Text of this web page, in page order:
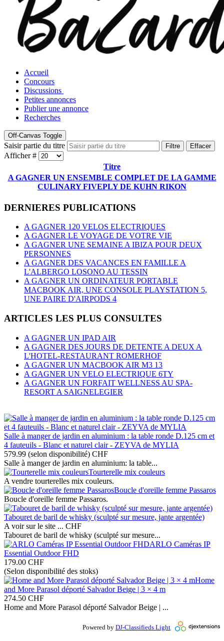
Accueil
Concours
Discussions
Petites annonces
Publier une annonce
Recherches
Off-Canvas Toggle
Saisir partie du titre Filtre Effacer
Afficher #
Titre
A GAGNER UN ENSEMBLE COMPLET DE LA GAMME
CULINARY FIVEPLY DE KUHN RIKON
DERNIERES PUBLICATIONS
A GAGNER 120 VELOS ELECTRIQUES
A GAGNER LE VOYAGE DE VOTRE VIE
A GAGNER UNE SEMAINE A IBIZA POUR DEUX
PERSONNES
A GAGNER DES VACANCES EN FAMILLE A
L'ALBERGO LOSONO AU TESSIN
A GAGNER UN ORDINATEUR PORTABLE
MACBOOK AIR, UNE CONSOLE PLAYSTATION 5,
UNE PAIRE D'AIRPODS 4
ARTICLES LES PLUS CONSULTES
A GAGNER UN IPAD AIR
A GAGNER DES JOURS DE DETENTE A DEUX A
L'HOTEL-RESTAURANT ROMERHOF
A GAGNER UN MACBOOK AIR M3 13
A GAGNER UN VELO ELECTRIQUE 6TY
A GAGNER UN FORFAIT WELLNESS AU SPA-
RESORT A SAIGNELEGIER
Salle à manger de jardin en aluminium : la table ronde D.125 cm et
4 fauteuils - Blanc et naturel clair - ZEYVA de MYLIA
579.99 (selon disponibilité) CHF
Salle à manger de jardin en aluminium: la table...
Tourterelle mix couleurs
A vendre tourterelles mix couleurs.
Boucle d'oreille femme Passaros
Boucle d'oreille femme Passaros.
Tabouret de baril de whisky (sculpté sur mesure, jante argentée)
A voir sur le site ... CHF
Tabouret de baril de whisky (sculpté sur mesure...
ARLO Caméras IP
Essential Outdoor FHD
179.00 CHF
(Selon disponibilité des stoks)
Home
and More Parasol déporté Salvador Beige | 3 × 4 m
274.50 CHF
Home and More Parasol déporté Salvador Beige | ...
Powered by DJ-Classifieds Light